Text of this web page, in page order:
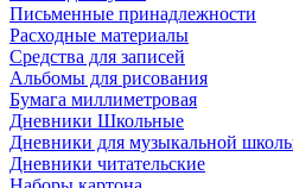
Письменные принадлежности
Расходные материалы
Средства для записей
Альбомы для рисования
Бумага миллиметровая
Дневники Школьные
Дневники для музыкальной
Дневники читательские